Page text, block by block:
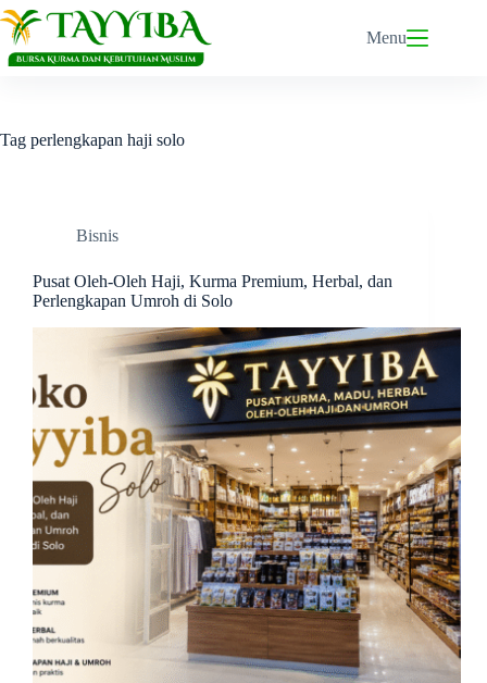
Skip
to
content
Menu
Tag perlengkapan haji solo
Bisnis
Pusat Oleh-Oleh Haji, Kurma Premium, Herbal, dan
Perlengkapan Umroh di Solo